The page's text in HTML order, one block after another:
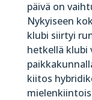
päivä on
Nykyiseen
klubi siirtyi
hetkellä klubi
kiitos